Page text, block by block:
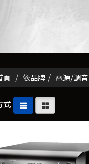
頁 依品牌 電源/調音
式